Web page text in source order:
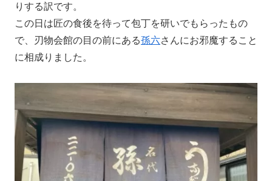
りする訳です。
この日は匠の食後を待って包丁を研いでもらったもの
で、刃物会館の目の前にある孫六さんにお邪魔すること
に相成りました。